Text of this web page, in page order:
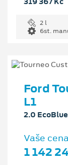
2 l
6st.
Ford
L1
2.0
Vaše
1 142